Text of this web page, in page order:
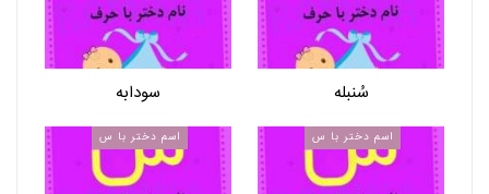
سُنبله سودابه
اسم دختر با س اسم دختر با س